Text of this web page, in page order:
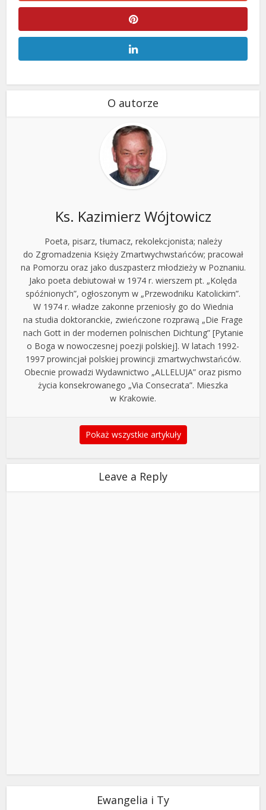
O autorze
Ks. Kazimierz Wójtowicz
Poeta, pisarz, tłumacz, rekolekcjonista; należy
do Zgromadzenia Księży Zmartwychwstańców; pracował
na Pomorzu oraz jako duszpasterz młodzieży w Poznaniu.
Jako poeta debiutował w 1974 r. wierszem pt. „Kolęda
spóźnionych”, ogłoszonym w „Przewodniku Katolickim”.
W 1974 r. władze zakonne przeniosły go do Wiednia
na studia doktoranckie, zwieńczone rozprawą „Die Frage
nach Gott in der modernen polnischen Dichtung” [Pytanie
o Boga w nowoczesnej poezji polskiej]. W latach 1992-
1997 prowincjał polskiej prowincji zmartwychwstańców.
Obecnie prowadzi Wydawnictwo „ALLELUJA” oraz pismo
życia konsekrowanego „Via Consecrata”. Mieszka
w Krakowie.
Pokaż wszystkie artykuły
Leave a Reply
Ewangelia i Ty